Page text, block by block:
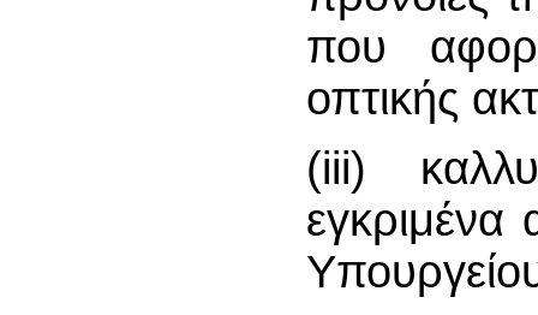
που
οπτικής
(iii)